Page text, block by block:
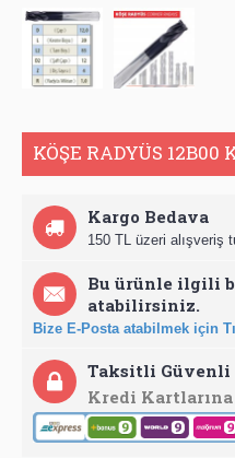
KÖŞE RADYÜS 12B00
Kargo Bedava
150 TL üzeri alışveriş
Bu ürünle ilgili
atabilirsiniz.
Bize E-Posta atabilmek için
Taksitli Güvenli
Kredi